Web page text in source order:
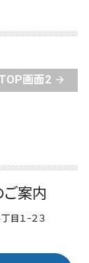
画面2 arrow_forward
ご案内
目１−２３